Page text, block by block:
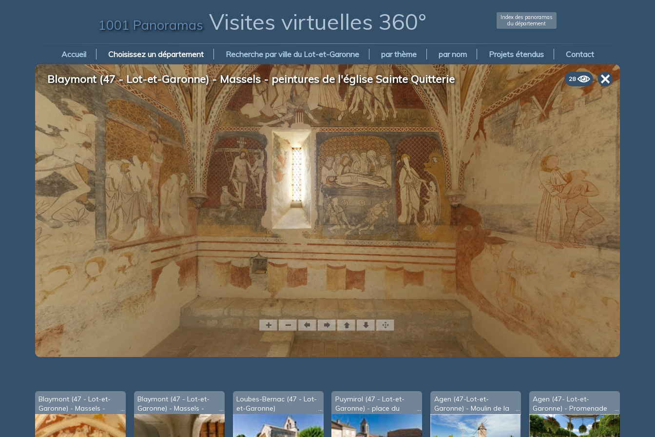
1001 PanoramasVisites virtuelles 360°
Index des panoramas
du département
Accueil Choisissez un département Recherche par ville du Lot-et-Garonne par thème par nom Projets étendus Contact
28
Blaymont (47 - Lot-et-Garonne) - Massels - peintures de l'église Sainte Quitterie
Blaymont (47 - Lot-et-
Garonne) - Massels -
peintures de l'église
Sainte Quitterie
Blaymont (47 - Lot-et-
Garonne) - Massels -
église-ste-Foy
Loubes-Bernac (47 - Lot-
et-Garonne)
Puymirol (47 - Lot-et-
Garonne) - place du
village
Agen (47-Lot-et-
Garonne) - Moulin de la
Tuque à Monbran (2008)
Agen (47- Lot-et-
Garonne) - Promenade
du Gravier (2008)